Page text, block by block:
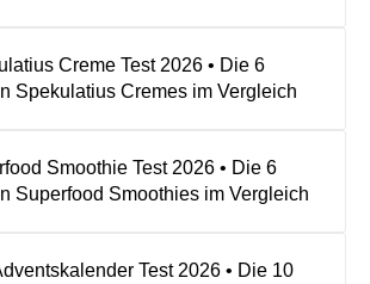
Creme Test 2026 • Die 6
Spekulatius Cremes im Vergleich
Smoothie Test 2026 • Die 6
Superfood Smoothies im Vergleich
Test 2026 • Die 10